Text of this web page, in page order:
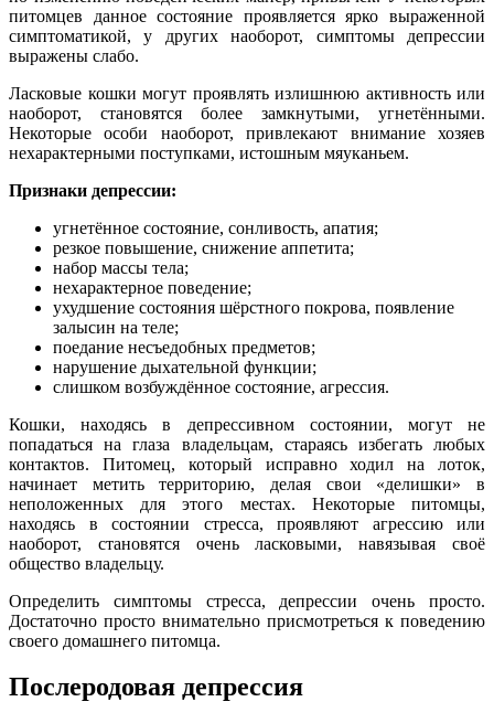
питомцев данное состояние проявляется ярко выраженной
симптоматикой, у других наоборот, симптомы депрессии
выражены слабо.
Ласковые кошки могут проявлять излишнюю активность или
наоборот, становятся более замкнутыми, угнетёнными.
Некоторые особи наоборот, привлекают внимание хозяев
нехарактерными поступками, истошным мяуканьем.
Признаки депрессии:
угнетённое состояние, сонливость, апатия;
резкое повышение, снижение аппетита;
набор массы тела;
нехарактерное поведение;
ухудшение состояния шёрстного покрова, появление
залысин на теле;
поедание несъедобных предметов;
нарушение дыхательной функции;
слишком возбуждённое состояние, агрессия.
Кошки, находясь в депрессивном состоянии, могут не
попадаться на глаза владельцам, стараясь избегать любых
контактов. Питомец, который исправно ходил на лоток,
начинает метить территорию, делая свои «делишки» в
неположенных для этого местах. Некоторые питомцы,
находясь в состоянии стресса, проявляют агрессию или
наоборот, становятся очень ласковыми, навязывая своё
общество владельцу.
Определить симптомы стресса, депрессии очень просто.
Достаточно просто внимательно присмотреться к поведению
своего домашнего питомца.
Послеродовая депрессия